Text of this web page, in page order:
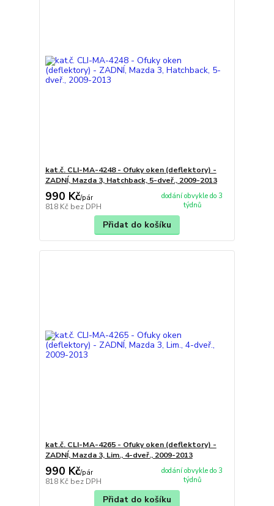
kat.č. CLI-MA-4248 - Ofuky oken (deflektory) -
ZADNÍ, Mazda 3, Hatchback, 5-dveř., 2009-2013
990 Kč/pár
818 Kč bez DPH
dodání obvykle do 3
týdnů
Přidat do košíku
kat.č. CLI-MA-4265 - Ofuky oken (deflektory) -
ZADNÍ, Mazda 3, Lim., 4-dveř., 2009-2013
990 Kč/pár
818 Kč bez DPH
dodání obvykle do 3
týdnů
Přidat do košíku